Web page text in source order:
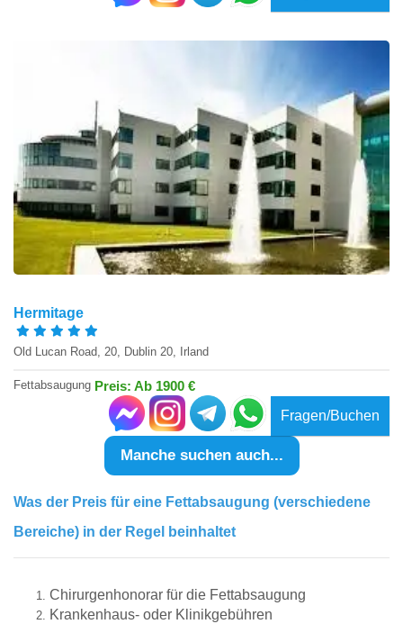
Hermitage
Old Lucan Road, 20, Dublin 20, Irland
Fettabsaugung Preis: Ab 1900 €
Fragen/Buchen
Manche suchen auch...
Was der Preis für eine Fettabsaugung (verschiedene
Bereiche) in der Regel beinhaltet
Chirurgenhonorar für die Fettabsaugung
Krankenhaus- oder Klinikgebühren